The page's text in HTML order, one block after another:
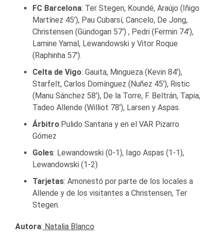
FC Barcelona: Ter Stegen, Koundé, Araújo (Iñigo
Martínez 45′), Pau Cubarsí, Cancelo, De Jong,
Christensen (Gündogan 57′) , Pedri (Fermin 74′),
Lamine Yamal, Lewandowski y Vitor Roque
(Raphinha 57′).
Celta de Vigo: Gauita, Mingueza (Kevin 84′),
Starfelt, Carlos Domínguez (Nuñez 45′), Ristic
(Manu Sánchez 58′), De la Torre, F. Beltrán, Tapia,
Tadeo Allende (Williot 78′), Larsen y Aspas.
Árbitro:Pulido Santana y en el VAR Pizarro
Gómez
Goles: Lewandowski (0-1), Iago Aspas (1-1),
Lewandowski (1-2)
Tarjetas: Amonestó por parte de los locales a
Allende y de los visitantes a Christensen, Ter
Stegen.
Autora: Natalia Blanco